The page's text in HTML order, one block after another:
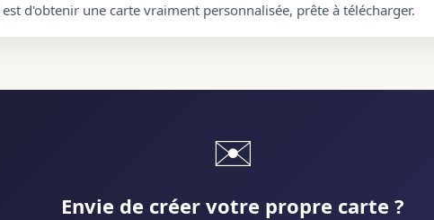
d'obtenir une carte vraiment personnalisée, prête à télécharger.
✉️
Envie de créer votre propre carte ?